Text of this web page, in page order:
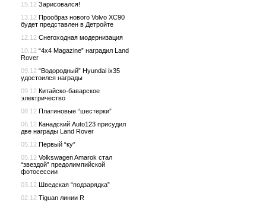
15.12 Зарисовался!
13.12 Прообраз нового Volvo XC90
будет представлен в Детройте
12.12 Снегоходная модернизация
10.12 “4x4 Magazine” наградил Land
Rover
09.12 “Водородный” Hyundai ix35
удостоился награды
09.12 Китайско-баварское
электричество
08.12 Платиновые “шестерки”
06.12 Канадский Auto123 присудил
две награды Land Rover
05.12 Первый “ку”
05.12 Volkswagen Amarok стал
“звездой” предолимпийской
фотосессии
03.12 Шведская “подзарядка”
02.12 Tiguan линии R